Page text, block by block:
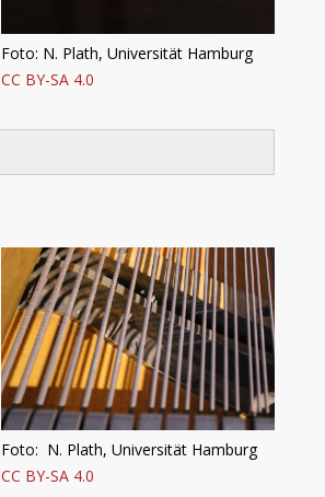
Foto: N. Plath, Universität Hamburg
CC BY-SA 4.0
Foto: N. Plath, Universität Hamburg
CC BY-SA 4.0